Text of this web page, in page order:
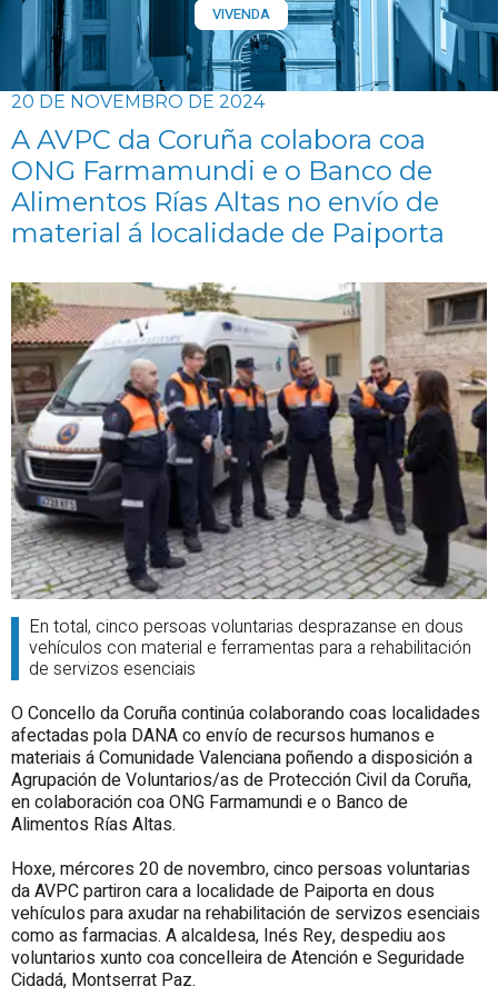
VIVENDA
20 DE NOVEMBRO DE 2024
A AVPC da Coruña colabora coa
ONG Farmamundi e o Banco de
Alimentos Rías Altas no envío de
material á localidade de Paiporta
En total, cinco persoas voluntarias desprazanse en dous
vehículos con material e ferramentas para a rehabilitación
de servizos esenciais
O Concello da Coruña continúa colaborando coas localidades
afectadas pola DANA co envío de recursos humanos e
materiais á Comunidade Valenciana poñendo a disposición a
Agrupación de Voluntarios/as de Protección Civil da Coruña,
en colaboración coa ONG Farmamundi e o Banco de
Alimentos Rías Altas.
Hoxe, mércores 20 de novembro, cinco persoas voluntarias
da AVPC partiron cara a localidade de Paiporta en dous
vehículos para axudar na rehabilitación de servizos esenciais
como as farmacias. A alcaldesa, Inés Rey, despediu aos
voluntarios xunto coa concelleira de Atención e Seguridade
Cidadá, Montserrat Paz.